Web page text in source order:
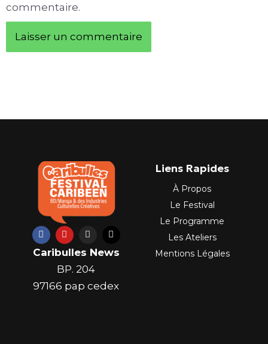
commentaire.
F
a
c
e
o
k
Y
o
u
t
u
b
e
I
n
s
a
g
r
a
X
-
t
w
t
e
Caribulles News
BP. 204
97166 pap cedex
Liens Rapides
À Propos
Le Festival
Le Programme
Les Ateliers
Mentions Légales